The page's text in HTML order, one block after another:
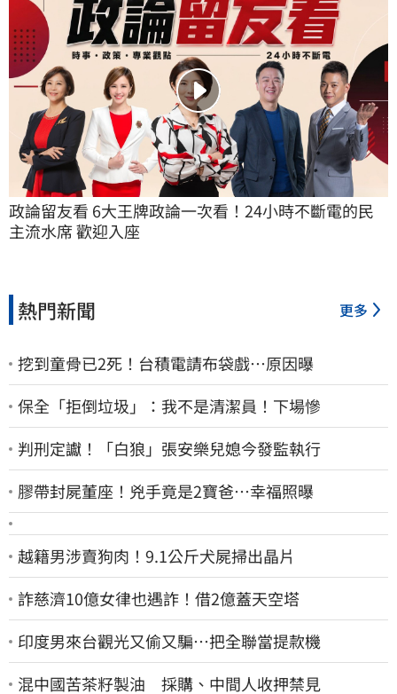
政論留友看 6大王牌政論一次看！24小時不斷電的民
主流水席 歡迎入座
熱門新聞 更多
挖到童骨已2死！台積電請布袋戲…原因曝
保全「拒倒垃圾」：我不是清潔員！下場慘
判刑定讞！「白狼」張安樂兒媳今發監執行
膠帶封屍董座！兇手竟是2寶爸…幸福照曝
越籍男涉賣狗肉！9.1公斤犬屍掃出晶片
詐慈濟10億女律也遇詐！借2億蓋天空塔
印度男來台觀光又偷又騙…把全聯當提款機
混中國苦茶籽製油 採購、中間人收押禁見